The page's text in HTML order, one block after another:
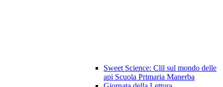
Sweet Science: Clil sul mondo delle
api Scuola Primaria Manerba